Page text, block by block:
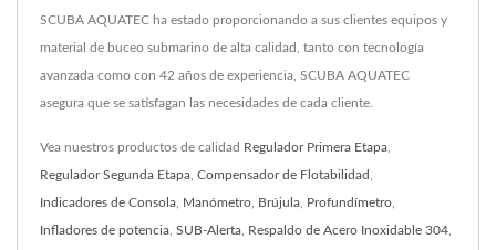
SCUBA AQUATEC ha estado proporcionando a sus clientes equipos y
material de buceo submarino de alta calidad, tanto con tecnología
avanzada como con 42 años de experiencia, SCUBA AQUATEC
asegura que se satisfagan las necesidades de cada cliente.
Vea nuestros productos de calidad Regulador Primera Etapa
Regulador Segunda Etapa Compensador de Flotabilidad
Indicadores de Consola Manómetro Brújula Profundímetro
Infladores de potencia SUB-Alerta Respaldo de Acero Inoxidable 304